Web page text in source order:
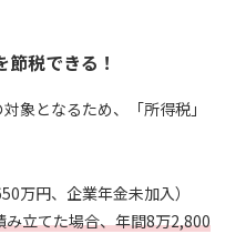
税できる！
対象となるため、「所得税」
万円、企業年金未加入）
立てた場合、年間8万2,800